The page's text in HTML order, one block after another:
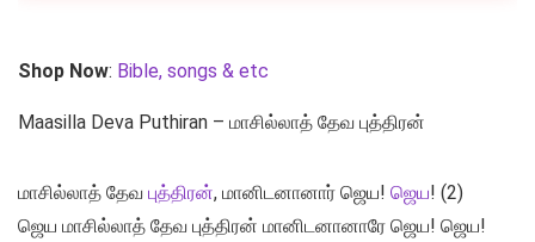
Shop Now: Bible, songs & etc
Maasilla Deva Puthiran – மாசில்லாத் தேவ புத்திரன்
மாசில்லாத் தேவ புத்திரன், மானிடனானார் ஜெய! ஜெய! (2)
ஜெய மாசில்லாத் தேவ புத்திரன் மானிடனானாரே ஜெய! ஜெய!